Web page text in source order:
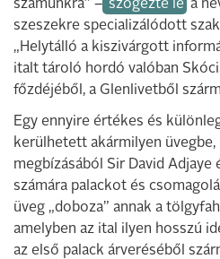
számunkra” – szögezte le a
szeszekre specializálódott
„Helytálló a kiszivárgott
italt tároló hordó valóban
főzdéjéből, a Glenlivetből
Egy ennyire értékes és
kerülhetett akármilyen üvegbe,
megbízásából Sir David
számára palackot és
üveg „doboza” annak a
amelyben az ital ilyen hosszú
az első palack árveréséből